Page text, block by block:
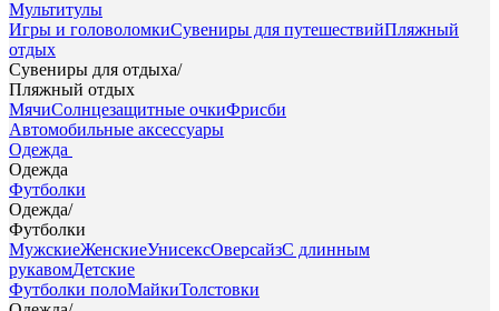
Мультитулы
Игры и головоломкиСувениры для путешествийПляжный
отдых
Сувениры для отдыха/
Пляжный отдых
МячиСолнцезащитные очкиФрисби
Автомобильные аксессуары
Одежда
Одежда
Футболки
Одежда/
Футболки
МужскиеЖенскиеУнисексОверсайзС длинным
рукавомДетские
Футболки полоМайкиТолстовки